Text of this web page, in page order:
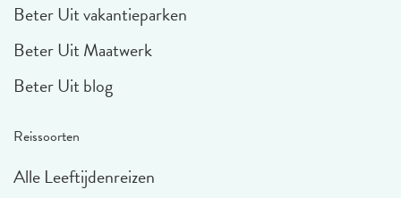
Beter Uit vakantieparken
Beter Uit Maatwerk
Beter Uit blog
Reissoorten
Alle Leeftijdenreizen